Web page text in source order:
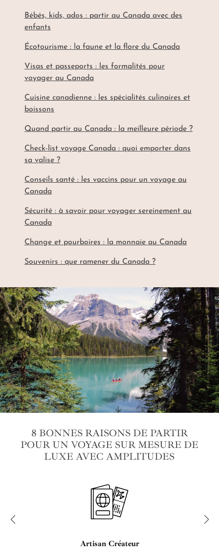
Bébés, kids, ados : partir au Canada avec des
enfants
Écotourisme : la faune et la flore du Canada
Visas et passeports : les formalités pour
voyager au Canada
Cuisine canadienne : les spécialités culinaires et
boissons
Quand partir au Canada : la meilleure période ?
Check-list voyage Canada : quoi emporter dans
sa valise ?
Conseils santé : les vaccins pour un voyage au
Canada
Sécurité : à savoir pour voyager sereinement au
Canada
Change et pourboires : la monnaie au Canada
Souvenirs : que ramener du Canada ?
8 BONNES RAISONS DE PARTIR
POUR UN VOYAGE SUR MESURE DE
LUXE AVEC AMPLITUDES
Artisan Créateur